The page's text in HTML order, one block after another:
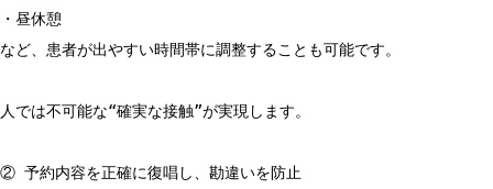
・昼休憩
など、患者が出やすい時間帯に調整することも可能です。
人では不可能な“確実な接触”が実現します。
② 予約内容を正確に復唱し、勘違いを防止